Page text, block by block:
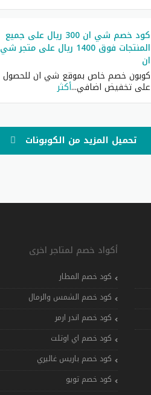
كود خصم شي ان 300 ريال على جميع
المنتجات فوق 1400 ريال على متجر شي
ان
كوبون خصم خاص بموقع شي ان للحصول
على تخفيض اضافي...أكثر
تحميل المزيد من الكوبونات
أكواد خصم لمتاجر اخرى
كود خصم المطار
كود خصم الشمس والرمال
كود خصم اندر ارمر
كود خصم اي اوتلت
كود خصم باريس غاليري
كود خصم تويو